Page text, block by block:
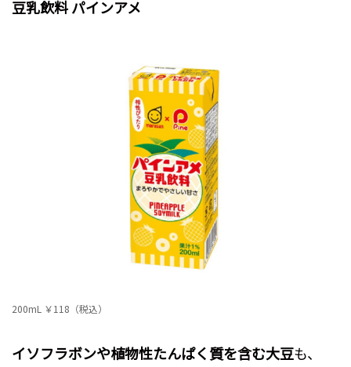
豆乳飲料 パインアメ
200mL ￥118（税込）
イソフラボンや植物性たんぱく質を含む大豆も、